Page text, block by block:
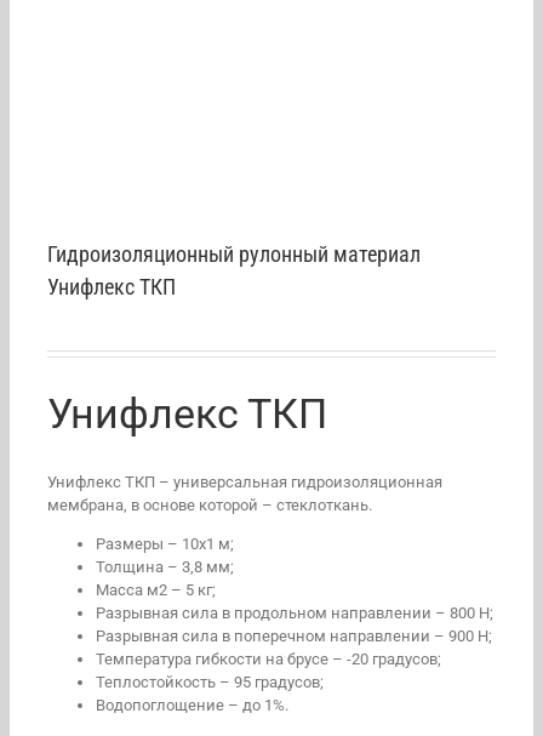
Гидроизоляционный рулонный материал
Унифлекс ТКП
Унифлекс ТКП
Унифлекс ТКП – универсальная гидроизоляционная
мембрана, в основе которой – стеклоткань.
Размеры – 10х1 м;
Толщина – 3,8 мм;
Масса м2 – 5 кг;
Разрывная сила в продольном направлении – 800 Н;
Разрывная сила в поперечном направлении – 900 Н;
Температура гибкости на брусе – -20 градусов;
Теплостойкость – 95 градусов;
Водопоглощение – до 1%.